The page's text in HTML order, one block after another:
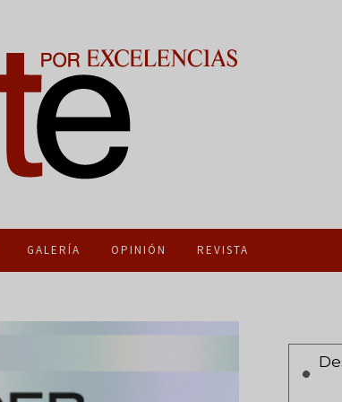
GALERÍA OPINIÓN REVISTA